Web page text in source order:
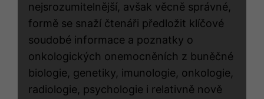
nejsrozumitelnější, avšak věcně správné,
formě se snaží čtenáři předložit klíčové
soudobé informace a poznatky o
onkologických onemocněních z buněčné
biologie, genetiky, imunologie, onkologie,
radiologie, psychologie i relativně nově